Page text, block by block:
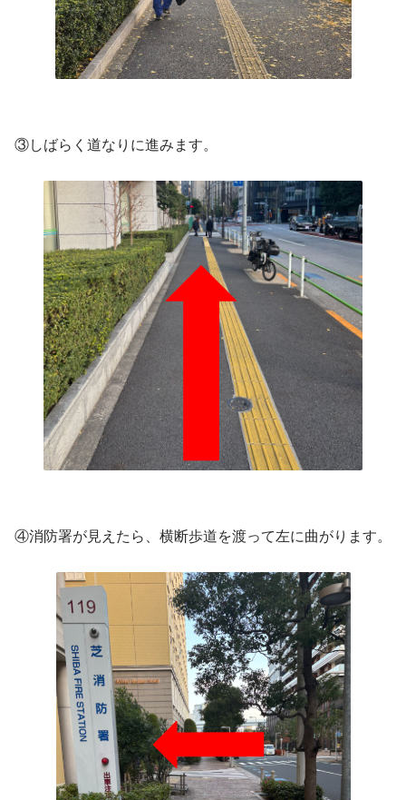
③しばらく道なりに進みます。
④消防署が見えたら、横断歩道を渡って左に曲がります。